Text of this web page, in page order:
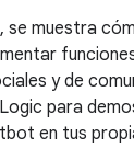
muestra
y de
para
en tus